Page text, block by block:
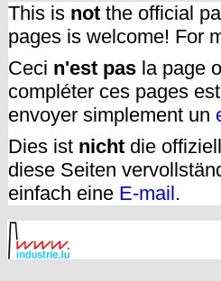
This is not the official
pages is welcome! For
Ceci n'est pas la page
compléter ces pages
envoyer simplement un
Dies ist nicht die
diese Seiten
einfach eine E-mail.